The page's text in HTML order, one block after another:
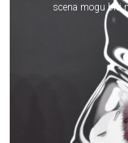
scena mogu biti